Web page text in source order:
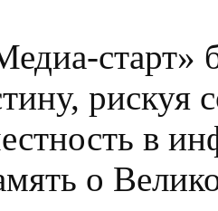
старт»
рискуя
в
о